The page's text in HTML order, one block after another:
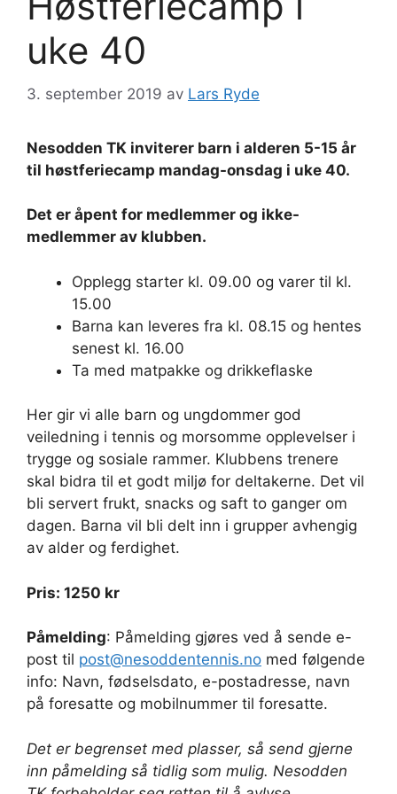
uke 40
3. september 2019 av Lars Ryde
Nesodden TK inviterer barn i alderen 5-15 år
til høstferiecamp mandag-onsdag i uke 40.
Det er åpent for medlemmer og ikke-
medlemmer av klubben.
Opplegg starter kl. 09.00 og varer til kl.
15.00
Barna kan leveres fra kl. 08.15 og hentes
senest kl. 16.00
Ta med matpakke og drikkeflaske
Her gir vi alle barn og ungdommer god
veiledning i tennis og morsomme opplevelser i
trygge og sosiale rammer. Klubbens trenere
skal bidra til et godt miljø for deltakerne. Det vil
bli servert frukt, snacks og saft to ganger om
dagen. Barna vil bli delt inn i grupper avhengig
av alder og ferdighet.
Pris: 1250 kr
Påmelding: Påmelding gjøres ved å sende e-
post til post@nesoddentennis.no med følgende
info: Navn, fødselsdato, e-postadresse, navn
på foresatte og mobilnummer til foresatte.
Det er begrenset med plasser, så send gjerne
inn påmelding så tidlig som mulig. Nesodden